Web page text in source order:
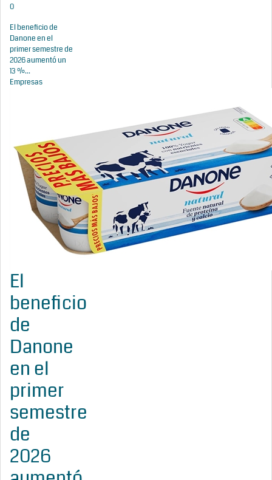
0
El beneficio de
Danone en el
primer semestre de
2026 aumentó un
13 %...
Empresas
El
beneficio
de
Danone
en el
primer
semestre
de
2026